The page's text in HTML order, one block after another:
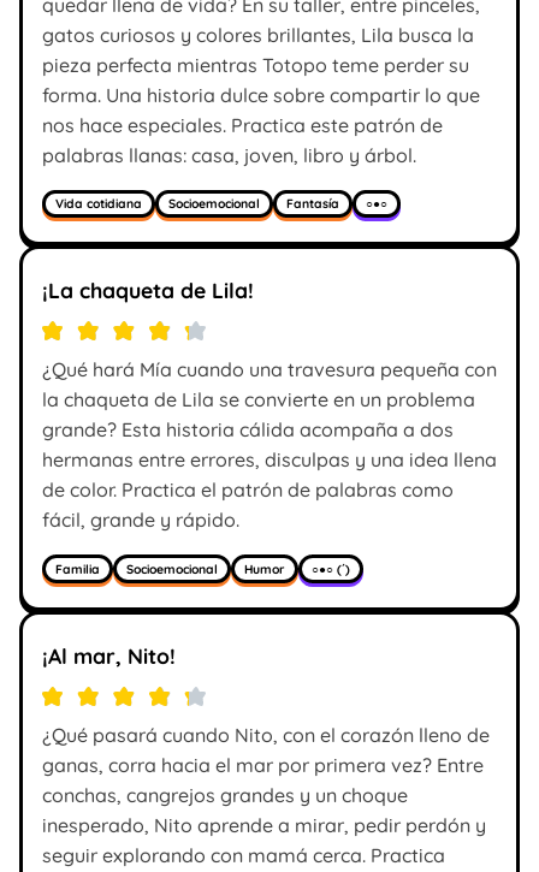
gatos curiosos y colores brillantes, Lila busca la
pieza perfecta mientras Totopo teme perder su
forma. Una historia dulce sobre compartir lo que
nos hace especiales. Practica este patrón de
palabras llanas: casa, joven, libro y árbol.
Vida cotidiana Socioemocional Fantasía ○●○
¡La chaqueta de Lila!
¿Qué hará Mía cuando una travesura pequeña con
la chaqueta de Lila se convierte en un problema
grande? Esta historia cálida acompaña a dos
hermanas entre errores, disculpas y una idea llena
de color. Practica el patrón de palabras como
fácil, grande y rápido.
Familia Socioemocional Humor ○●○ (´)
¡Al mar, Nito!
¿Qué pasará cuando Nito, con el corazón lleno de
ganas, corra hacia el mar por primera vez? Entre
conchas, cangrejos grandes y un choque
inesperado, Nito aprende a mirar, pedir perdón y
seguir explorando con mamá cerca. Practica